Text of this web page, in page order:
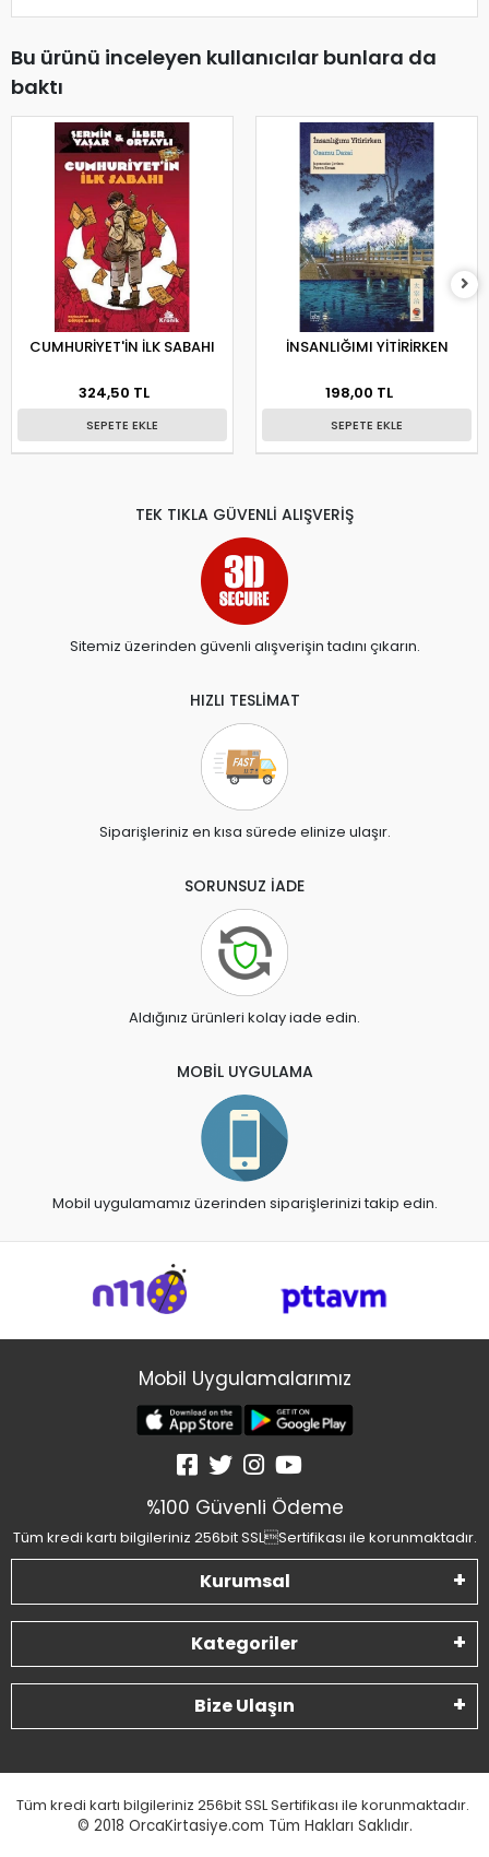
Bu ürünü inceleyen kullanıcılar bunlara da
baktı
CUMHURİYET'İN İLK SABAHI
324,50 TL
SEPETE EKLE
İNSANLIĞIMI YİTİRİRKEN
198,00 TL
SEPETE EKLE
TEK TIKLA GÜVENLİ ALIŞVERİŞ
Sitemiz üzerinden güvenli alışverişin tadını çıkarın.
HIZLI TESLİMAT
Siparişleriniz en kısa sürede elinize ulaşır.
SORUNSUZ İADE
Aldığınız ürünleri kolay iade edin.
MOBİL UYGULAMA
Mobil uygulamamız üzerinden siparişlerinizi takip edin.
Mobil Uygulamalarımız
%100 Güvenli Ödeme
Tüm kredi kartı bilgileriniz 256bit SSLSertifikası ile korunmaktadır.
Kurumsal
Kategoriler
Bize Ulaşın
Tüm kredi kartı bilgileriniz 256bit SSL Sertifikası ile korunmaktadır.
© 2018 OrcaKirtasiye.com Tüm Hakları Saklıdır.